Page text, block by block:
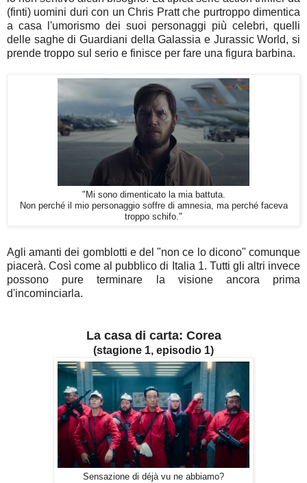
(finti) uomini duri con un Chris Pratt che purtroppo dimentica
a casa l'umorismo dei suoi personaggi più celebri, quelli
delle saghe di Guardiani della Galassia e Jurassic World, si
prende troppo sul serio e finisce per fare una figura barbina.
"Mi sono dimenticato la mia battuta.
Non perché il mio personaggio soffre di amnesia, ma perché faceva
troppo schifo."
Agli amanti dei gomblotti e del "non ce lo dicono" comunque
piacerà. Così come al pubblico di Italia 1. Tutti gli altri invece
possono pure terminare la visione ancora prima
d'incominciarla.
La casa di carta: Corea
(stagione 1, episodio 1)
Sensazione di déjà vu ne abbiamo?